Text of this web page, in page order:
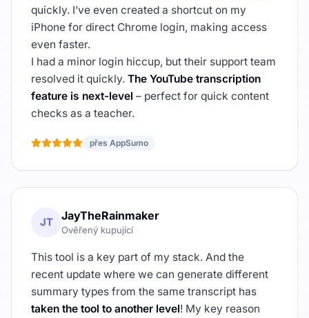
quickly. I’ve even created a shortcut on my
iPhone for direct Chrome login, making access
even faster.
I had a minor login hiccup, but their support team
resolved it quickly. The YouTube transcription
feature is next-level – perfect for quick content
checks as a teacher.
přes AppSumo
JT JayTheRainmaker
Ověřený kupující
This tool is a key part of my stack. And the
recent update where we can generate different
summary types from the same transcript has
taken the tool to another level! My key reason